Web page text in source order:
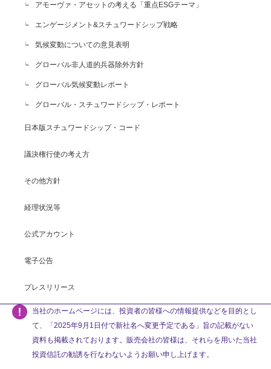
アモーヴァ・アセットの考える「重点ESGテーマ」
エンゲージメント&スチュワードシップ戦略
気候変動についての意見表明
グローバル非人道的兵器除外方針
グローバル気候変動レポート
グローバル・スチュワードシップ・レポート
日本版スチュワードシップ・コード
議決権行使の考え方
その他方針
経理状況等
公式アカウント
電子公告
プレスリリース
当社のホームページには、投資者の皆様への情報提供などを目的とし
て、「2025年9月1日付で新社名へ変更予定である」旨の記載がない
資料も掲載されております。販売会社の皆様は、それらを用いた当社
投資信託の勧誘を行なわないようお願い申し上げます。